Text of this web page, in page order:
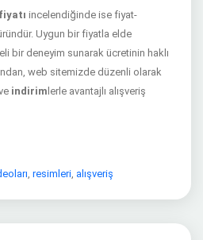
incelendiğinde ise fiyat-
Uygun bir fiyatla elde
bir deneyim sunarak ücretinin haklı
web sitemizde düzenli olarak
indirim lerle avantajlı alışveriş
, resimleri, alışveriş